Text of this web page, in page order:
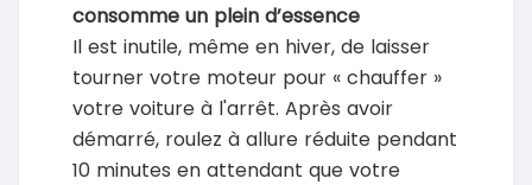
consomme un plein d’essence
Il est inutile, même en hiver, de laisser
tourner votre moteur pour « chauffer »
votre voiture à l'arrêt. Après avoir
démarré, roulez à allure réduite pendant
10 minutes en attendant que votre